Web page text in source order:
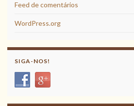
Feed de comentários
WordPress.org
SIGA-NOS!